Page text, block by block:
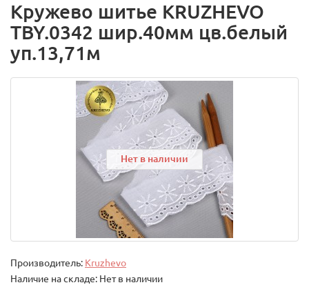
Кружево шитье KRUZHEVO
TBY.0342 шир.40мм цв.белый
уп.13,71м
Нет в наличии
Производитель: Kruzhevo
Наличие на складе: Нет в наличии